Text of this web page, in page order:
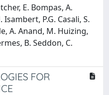
E. Bompas, A.
P.G. Casali, S.
A. Anand, M. Huizing,
B. Seddon, C.
FOR